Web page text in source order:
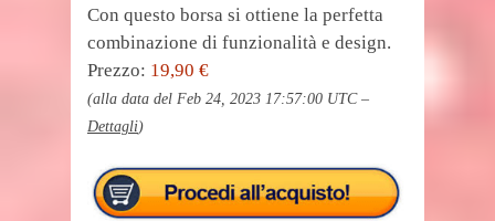
Con questo borsa si ottiene la perfetta
combinazione di funzionalità e design.
Prezzo: 19,90 €
(alla data del Feb 24, 2023 17:57:00 UTC –
Dettagli)